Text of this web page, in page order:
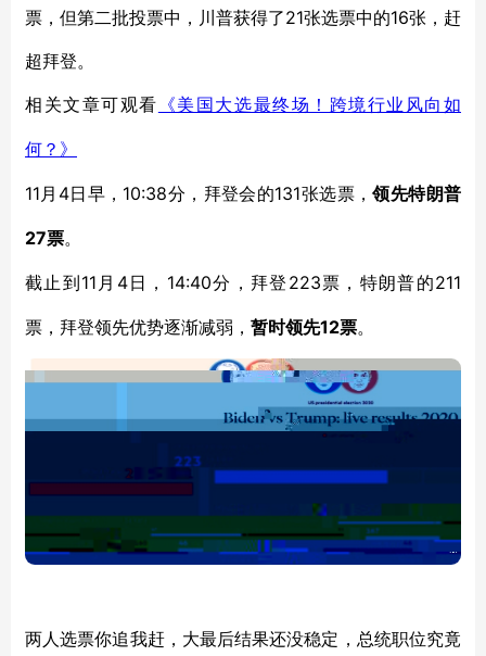
票，但第二批投票中，川普获得了21张选票中的16张，赶
超拜登。
相关文章可观看 《美国大选最终场！跨境行业风向如
何？》
11月4日早，10:38分，拜登会的131张选票，领先特朗普
27票。
截止到 11月4日，14:40分，拜登223票，特朗普的211
票，拜登领先优势逐渐减弱， 暂时领先12票。
两人选票你追我赶，大最后结果还没稳定，总统职位究竟